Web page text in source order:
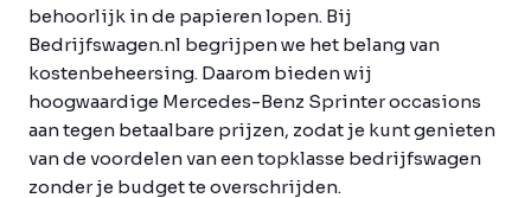
behoorlijk in de papieren lopen. Bij
Bedrijfswagen.nl begrijpen we het belang van
kostenbeheersing. Daarom bieden wij
hoogwaardige Mercedes-Benz Sprinter occasions
aan tegen betaalbare prijzen, zodat je kunt genieten
van de voordelen van een topklasse bedrijfswagen
zonder je budget te overschrijden.